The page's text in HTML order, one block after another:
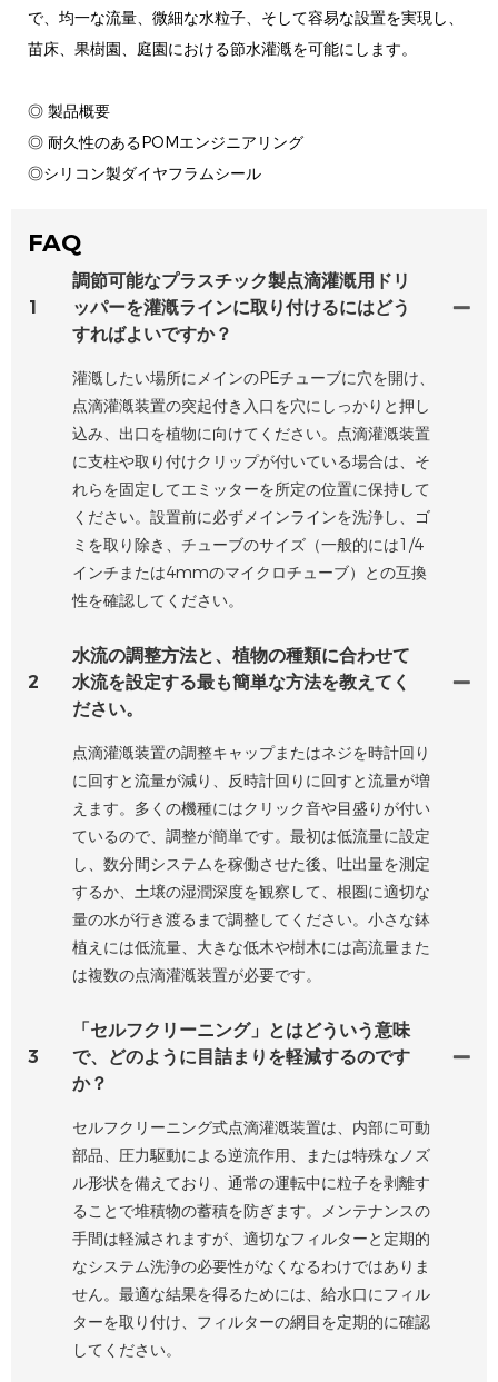
で、均一な流量、微細な水粒子、そして容易な設置を実現し、
苗床、果樹園、庭園における節水灌漑を可能にします。
◎ 製品概要
◎ 耐久性のあるPOMエンジニアリング
◎シリコン製ダイヤフラムシール
FAQ
1
調節可能なプラスチック製点滴灌漑用ドリ
ッパーを灌漑ラインに取り付けるにはどう
すればよいですか？
灌漑したい場所にメインのPEチューブに穴を開け、
点滴灌漑装置の突起付き入口を穴にしっかりと押し
込み、出口を植物に向けてください。点滴灌漑装置
に支柱や取り付けクリップが付いている場合は、そ
れらを固定してエミッターを所定の位置に保持して
ください。設置前に必ずメインラインを洗浄し、ゴ
ミを取り除き、チューブのサイズ（一般的には1/4
インチまたは4mmのマイクロチューブ）との互換
性を確認してください。
2
水流の調整方法と、植物の種類に合わせて
水流を設定する最も簡単な方法を教えてく
ださい。
点滴灌漑装置の調整キャップまたはネジを時計回り
に回すと流量が減り、反時計回りに回すと流量が増
えます。多くの機種にはクリック音や目盛りが付い
ているので、調整が簡単です。最初は低流量に設定
し、数分間システムを稼働させた後、吐出量を測定
するか、土壌の湿潤深度を観察して、根圏に適切な
量の水が行き渡るまで調整してください。小さな鉢
植えには低流量、大きな低木や樹木には高流量また
は複数の点滴灌漑装置が必要です。
3
「セルフクリーニング」とはどういう意味
で、どのように目詰まりを軽減するのです
か？
セルフクリーニング式点滴灌漑装置は、内部に可動
部品、圧力駆動による逆流作用、または特殊なノズ
ル形状を備えており、通常の運転中に粒子を剥離す
ることで堆積物の蓄積を防ぎます。メンテナンスの
手間は軽減されますが、適切なフィルターと定期的
なシステム洗浄の必要性がなくなるわけではありま
せん。最適な結果を得るためには、給水口にフィル
ターを取り付け、フィルターの網目を定期的に確認
してください。